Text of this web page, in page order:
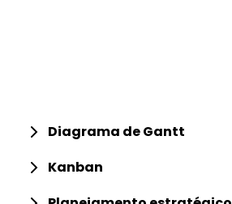
Diagrama de Gantt
Kanban